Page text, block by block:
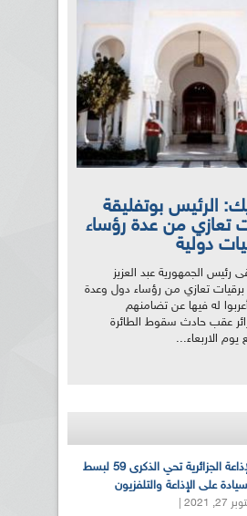
الرئيس بوتفليقة
تعازي من عدة رؤساء
دولية
رئيس الجمهورية عبد العزيز
برقيات تعازي من رؤساء دول وعدة
له فيها عن تضامنهم
عقب حادث سقوط الطائرة
الاربعاء...
الإذاعة الجزائرية تحي الذكرى 59 لبسط
على الإذاعة والتلفزيون
27, 2021 |